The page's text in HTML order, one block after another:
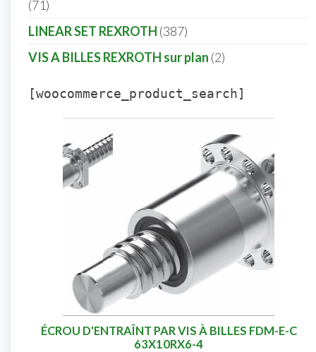
71
LINEAR SET REXROTH 387
VIS A BILLES REXROTH sur plan 2
[woocommerce_product_search]
ÉCROU D'ENTRAÎNT PAR VIS À BILLES FDM-E-C
63X10RX6-4